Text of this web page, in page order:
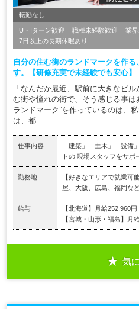
転勤なし
U・Iターン歓迎 職種未経験歓迎 業
7日以上の長期休暇あり
自分の住む街のランドマークを作
す。【研修充実で未経験でも安心】
「なんだか最近、駅前に大きなビ
む街や憧れの街で、そう感じる事
ランドマーク”を作っているのは、
は、都...
仕事内容
「建築」「土木」「設備
トの 現場スタッフをサ
勤務地
【好きなエリアで就業可
屋、大阪、広島、福岡な
給与
【北海道】月給252,960
【宮城・山形・福島】月給
気